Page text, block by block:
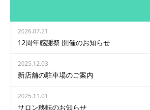
2026.07.21
12周年感謝祭 開催のお知らせ
2025.12.03
新店舗の駐車場のご案内
2025.11.01
サロン移転のお知らせ